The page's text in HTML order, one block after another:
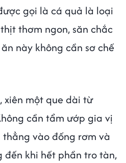
gọi là cá quả là loại
thơm ngon, săn chắc
này không cần sơ chế
xiên một que dài từ
cần tẩm ướp gia vị
vào đống rơm và
khi hết phần tro tàn,